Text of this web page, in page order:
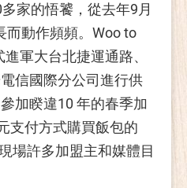
家的悟饕，從去年9月
而動作頻頻。Woo to
軍大台北捷運通路、
信國際分公司進行供
加睽違10 年的春季加
支付方式購買飯包的
場許多加盟主和媒體目